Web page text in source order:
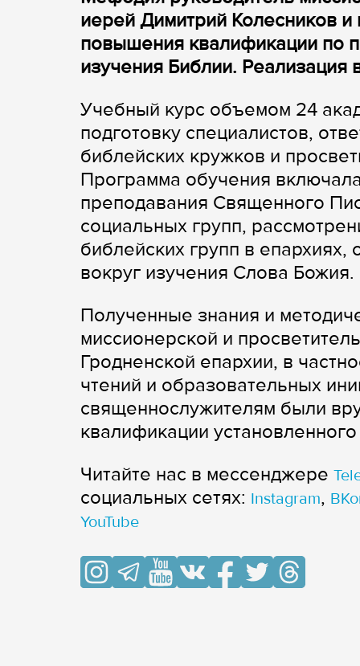
иерей Димитрий Колесников
повышения квалификации по
изучения Библии. Реализация
Учебный курс объемом 24
подготовку специалистов,
библейских кружков и
Программа обучения
преподавания Священного
социальных групп,
библейских групп в
вокруг изучения Слова Божия.
Полученные знания и
миссионерской и
Гродненской епархии, в
чтений и образовательных
священнослужителям были
квалификации
Читайте нас в мессенджере
cоциальных сетях: Instagram,
YouTube